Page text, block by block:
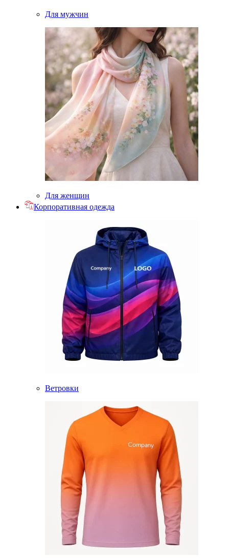
Для мужчин
Для женщин
Корпоративная одежда
Ветровки